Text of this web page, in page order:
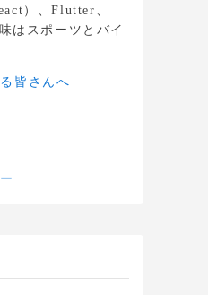
）、Flutter、
はスポーツとバイ
皆さんへ